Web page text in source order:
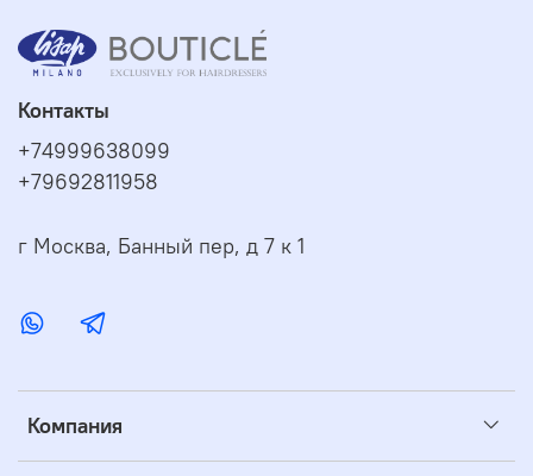
Компания
Контакты
+74999638099
+79692811958
г Москва, Банный пер, д 7 к 1